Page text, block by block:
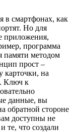
смартфонах, как
Но для
приложения,
программа
памяти методом
прост –
карточки, на
Ключ к
данные, вы
обратной стороне
доступны не
те, что создали